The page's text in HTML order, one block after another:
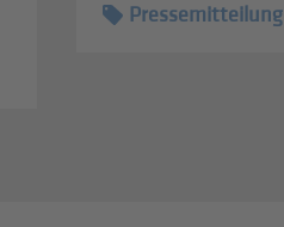
Pressemitteilung